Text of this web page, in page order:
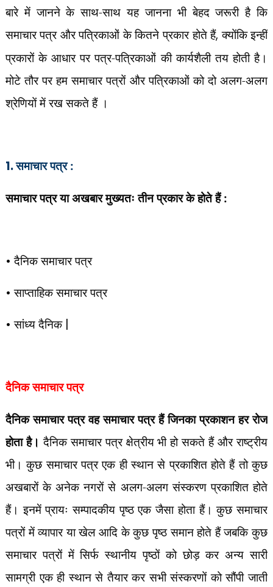
बारे में जानने के साथ-साथ यह जानना भी बेहद जरूरी है कि
समाचार पत्र और पत्रिकाओं के कितने प्रकार होते हैं,क्योंकि इन्हीं
प्रकारों के आधार पर पत्र-पत्रिकाओं की कार्यशैली तय होती है।
मोटे तौर पर हम समाचार पत्रों और पत्रिकाओं को दो अलग-अलग
श्रेणियों में रख सकते हैं ।
1.समाचार पत्र :
समाचार पत्र या अखबार मुख्यतः तीन प्रकार के होते हैं :
•दैनिक समाचार पत्र
•साप्ताहिक समाचार पत्र
•सांध्य दैनिक
दैनिक समाचार पत्र
दैनिक समाचार पत्र वह समाचार पत्र हैं जिनका प्रकाशन हर रोज
होता है। दैनिक समाचार पत्र क्षेत्रीय भी हो सकते हैं और राष्ट्रीय
भी। कुछ समाचार पत्र एक ही स्थान से प्रकाशितहोते हैं तो कुछ
अखबारों के अनेक नगरों से अलग-अलग संस्करण प्रकाशित होते
हैं। इनमें प्रायः सम्पादकीय पृष्ठ एक जैसा होता हैं। कुछ समाचार
पत्रों में व्यापार या खेल आदि के कुछ पृष्ठ समान होते हैं जबकि कुछ
समाचार पत्रों में सिर्फ स्थानीय पृष्ठों को छोड़ कर अन्य सारी
सामग्री एक ही स्थान से तैयार कर सभी संस्करणों को सौंपी जाती